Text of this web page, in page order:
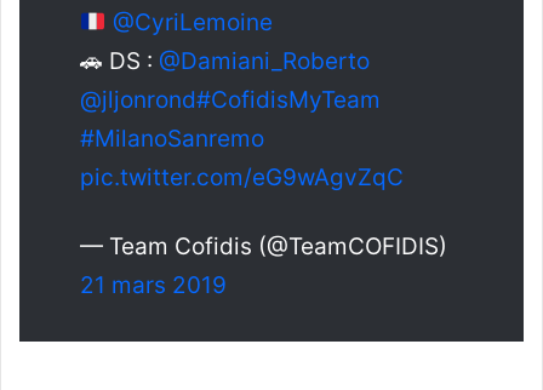
@CyriLemoine
🚗 DS : @Damiani_Roberto
@jljonrond#CofidisMyTeam
#MilanoSanremo
pic.twitter.com/eG9wAgvZqC
— Team Cofidis (@TeamCOFIDIS)
21 mars 2019